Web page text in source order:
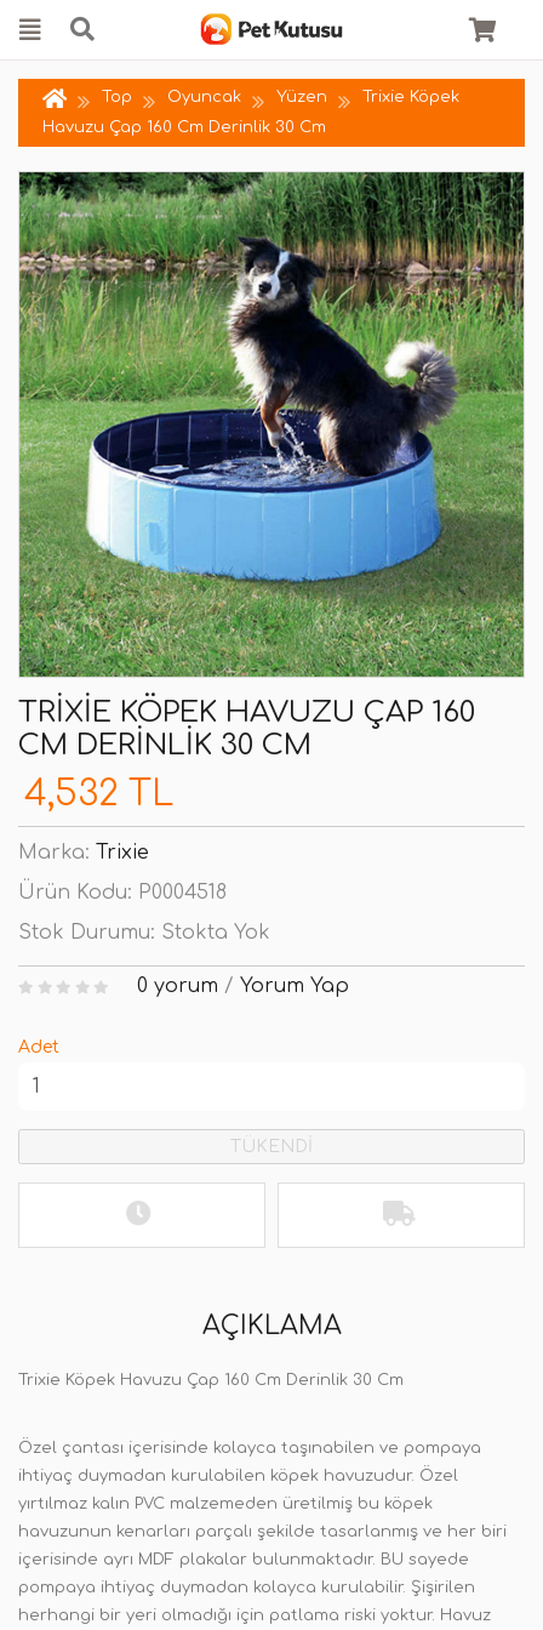
Top Oyuncak Yüzen
Trixie Köpek
Havuzu Çap 160 Cm Derinlik 30 Cm
TRIXIE KÖPEK HAVUZU ÇAP 160
CM DERINLIK 30 CM
4,532 TL
Marka: Trixie
Ürün Kodu: P0004518
Stok Durumu: Stokta Yok
0 yorum / Yorum Yap
Adet
TÜKENDİ
AÇIKLAMA
Trixie Köpek Havuzu Çap 160 Cm Derinlik 30 Cm
Özel çantası içerisinde kolayca taşınabilen ve pompaya
ihtiyaç duymadan kurulabilen köpek havuzudur. Özel
yırtılmaz kalın PVC malzemeden üretilmiş bu köpek
havuzunun kenarları parçalı şekilde tasarlanmış ve her biri
içerisinde ayrı MDF plakalar bulunmaktadır. BU sayede
pompaya ihtiyaç duymadan kolayca kurulabilir. Şişirilen
herhangi bir yeri olmadığı için patlama riski yoktur. Havuz